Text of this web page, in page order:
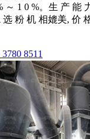
～ 1 0 %。生 产 能
选 粉 机 相媲美, 价
8511